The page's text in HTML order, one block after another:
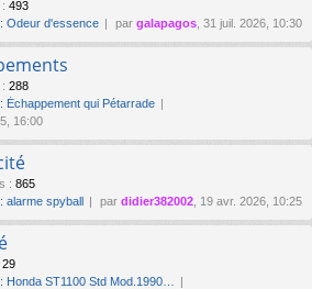
: 493
Odeur d'essence par galapagos , 31 juil. 2026, 10:30
: 288
Échappement qui Pétarrade
16:00
: 865
alarme spyball par didier382002 , 19 avr. 2026, 10:25
29
Honda ST1100 Std Mod.1990…